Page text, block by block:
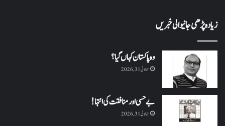
زیادہ پڑھی جانیوالی خبریں
وہ پاکستان کہاں گیا؟
جولائی 31, 2026
بے حسی اور منافقت کی انتہا !
جولائی 31, 2026